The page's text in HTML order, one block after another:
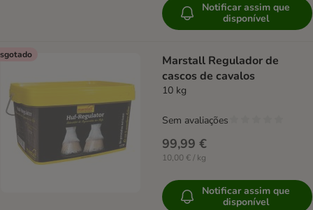
Notificar assim que
disponível
Marstall Regulador de
cascos de cavalos
10 kg
99,99 €
10,00 € / kg
Sem avaliações
Notificar assim que
disponível